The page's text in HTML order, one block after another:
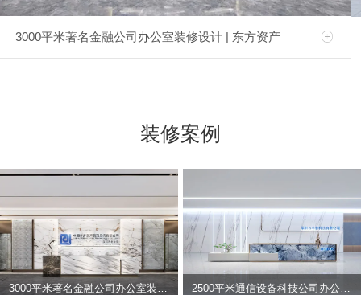
3000平米著名金融公司办公室装修设计 | 东方资产
装修案例
2500平米通信设备科技公司办公室设计 | 宇泰科技